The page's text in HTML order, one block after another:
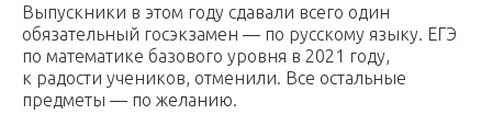
Выпускники в этом году сдавали всего один
обязательный госэкзамен — по русскому языку. ЕГЭ
по математике базового уровня в 2021 году,
к радости учеников, отменили. Все остальные
предметы — по желанию.